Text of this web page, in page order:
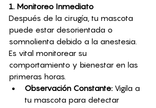
1. Monitoreo Inmediato
Después de la cirugía, tu mascota
puede estar desorientada o
somnolienta debido a la anestesia.
Es vital monitorear su
comportamiento y bienestar en las
primeras horas.
Observación Constante: Vigila a
tu mascota para detectar